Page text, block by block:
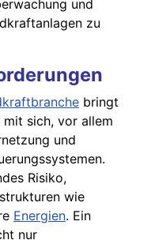
und
zu
bringt
sich, vor allem
und
Risiko,
wie
Energien. Ein
nur